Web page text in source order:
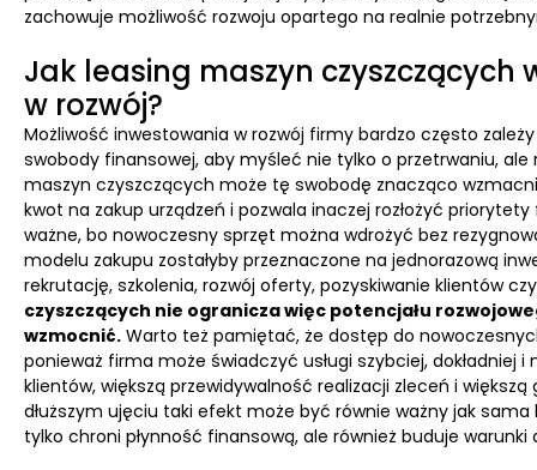
zachowuje możliwość rozwoju opartego na realnie
Jak leasing maszyn czyszczących
w rozwój?
Możliwość inwestowania w rozwój firmy bardzo często
swobody finansowej, aby myśleć nie tylko o przetrwaniu, ale
maszyn czyszczących może tę swobodę znacząco
kwot na zakup urządzeń i pozwala inaczej rozłożyć
ważne, bo nowoczesny sprzęt można wdrożyć bez
modelu zakupu zostałyby przeznaczone na jednorazową
rekrutację, szkolenia, rozwój oferty, pozyskiwanie klientów
czyszczących nie ogranicza więc potencjału
wzmocnić. Warto też pamiętać, że dostęp do
ponieważ firma może świadczyć usługi szybciej, dokładniej
klientów, większą przewidywalność realizacji zleceń i
dłuższym ujęciu taki efekt może być równie ważny jak
tylko chroni płynność finansową, ale również buduje